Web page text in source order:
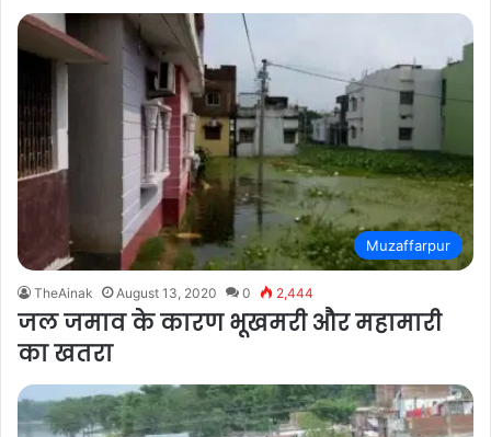
Muzaffarpur
TheAinak August 13, 2020 0 2,444
जल जमाव के कारण भूखमरी और महामारी
का खतरा